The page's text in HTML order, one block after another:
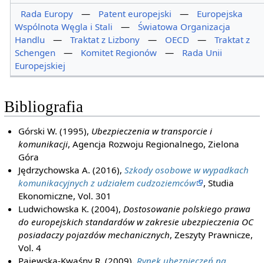
Rada Europy
— Patent europejski —
Europejska
Wspólnota Węgla i Stali
—
Światowa Organizacja
Handlu
— Traktat z Lizbony — OECD —
Traktat z
Schengen
— Komitet Regionów —
Rada Unii
Europejskiej
Bibliografia
Górski W. (1995), Ubezpieczenia w transporcie i
komunikacji, Agencja Rozwoju Regionalnego, Zielona
Góra
Jędrzychowska A. (2016),Szkody osobowe w wypadkach
komunikacyjnych z udziałem cudzoziemców
, Studia
Ekonomiczne, Vol. 301
Ludwichowska K. (2004),Dostosowanie polskiego prawa
do europejskich standardów w zakresie ubezpieczenia OC
posiadaczy pojazdów mechanicznych, Zeszyty Prawnicze,
Vol. 4